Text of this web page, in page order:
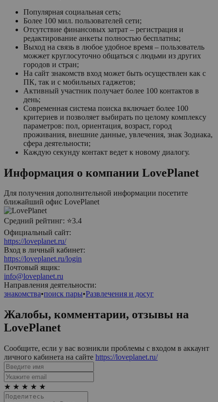
Популярная социальная сеть;
Более 100 мил. пользователей сети;
Отсутствие финансовых затрат – регистрация и
редактирование анкеты полностью бесплатны;
Выход на связь в любое удобное время – пользователь
можжет круглосуточно общаться с людьми из других
городов и стран;
На сайт знакомств вход может быть осуществлен как с
ПК, так и с мобильных гаджетов;
Активный участник получает более 100 контактов в
день;
Современная система поиска включает более 100
критериев и позволяет выбирать по целому комплексу
параметров: пол, ориентация, возраст, город
проживания, внешние данные, увлечения, знак Зодиака,
сфера деятельности;
Каждую секунду контакт ведет к новому диалогу.
Информация о компании LovePlanet
Для получения дополнительной информации посетите
ближайший офис LovePlanet
Средний рейтинг: ⭐3.4
Официальный сайт:
https://loveplanet.ru/
Вход в личный кабинет:
https://loveplanet.ru/login
Почтовый ящик:
info@loveplanet.ru
Направления деятельности:
знакомства•поиск пары•Развлечения и досуг
Жалобы, комментарии, отзывы на
LovePlanet
Сообщите, если у вас возникли проблемы с входом в аккаунт
личного кабинета на сайте https://loveplanet.ru/
★ ★ ★ ★ ★